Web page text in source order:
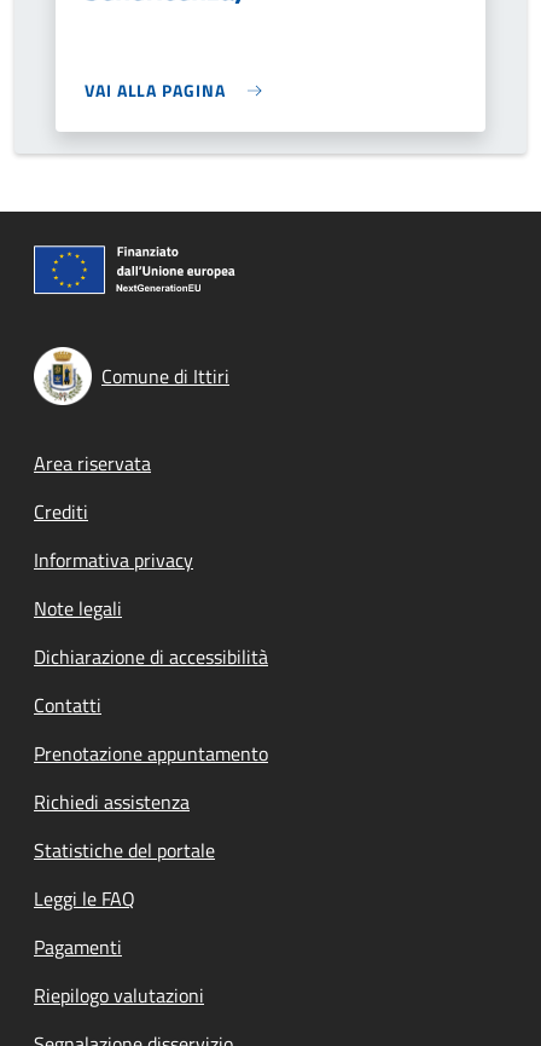
VAI ALLA PAGINA
Comune di Ittiri
Footer menu
Area riservata
Crediti
Informativa privacy
Note legali
Dichiarazione di accessibilità
Contatti
Prenotazione appuntamento
Richiedi assistenza
Statistiche del portale
Leggi le FAQ
Pagamenti
Riepilogo valutazioni